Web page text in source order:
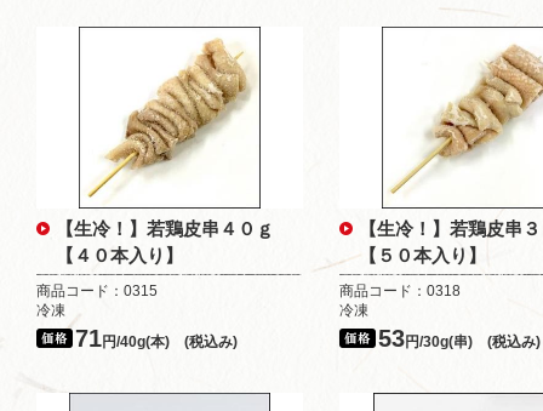
【生冷！】若鶏皮串４０ｇ
【４０本入り】
商品コード：0315
冷凍
71円/40g(本) (税込み)
【生冷！】若鶏皮串
【５０本入り】
商品コード：0318
冷凍
53円/30g(串) (税込み)